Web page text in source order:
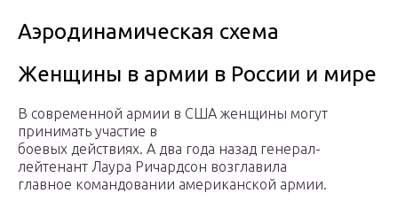
Аэродинамическая схема
Женщины в армии в России и мире
В современной армии в США женщины могут
принимать участие в
боевых действиях. А два года назад генерал-
лейтенант Лаура Ричардсон возглавила
главное командовании американской армии.